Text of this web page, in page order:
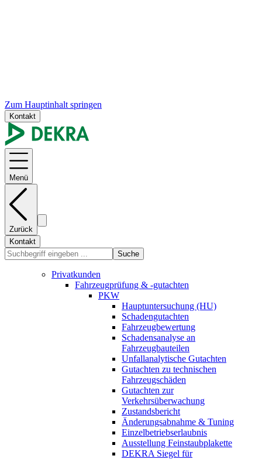
Zum Hauptinhalt springen
Kontakt
Menü
Zurück
Kontakt
Suche
Privatkunden
Fahrzeugprüfung & -gutachten
PKW
Hauptuntersuchung (HU)
Schadengutachten
Fahrzeugbewertung
Schadensanalyse an
Fahrzeugbauteilen
Unfallanalytische Gutachten
Gutachten zu technischen
Fahrzeugschäden
Gutachten zur
Verkehrsüberwachung
Zustandsbericht
Änderungsabnahme & Tuning
Einzelbetriebserlaubnis
Ausstellung Feinstaubplakette
DEKRA Siegel für